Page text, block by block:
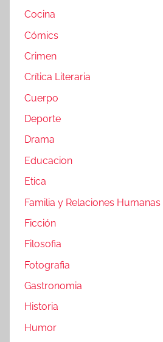
Cocina
Cómics
Crimen
Crítica Literaria
Cuerpo
Deporte
Drama
Educacion
Etica
Familia y Relaciones Humanas
Ficción
Filosofia
Fotografia
Gastronomia
Historia
Humor